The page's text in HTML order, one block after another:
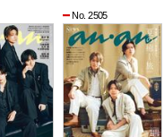
No. 2505